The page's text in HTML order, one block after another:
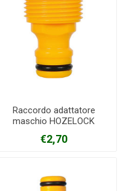
Raccordo adattatore
maschio HOZELOCK
€2,70